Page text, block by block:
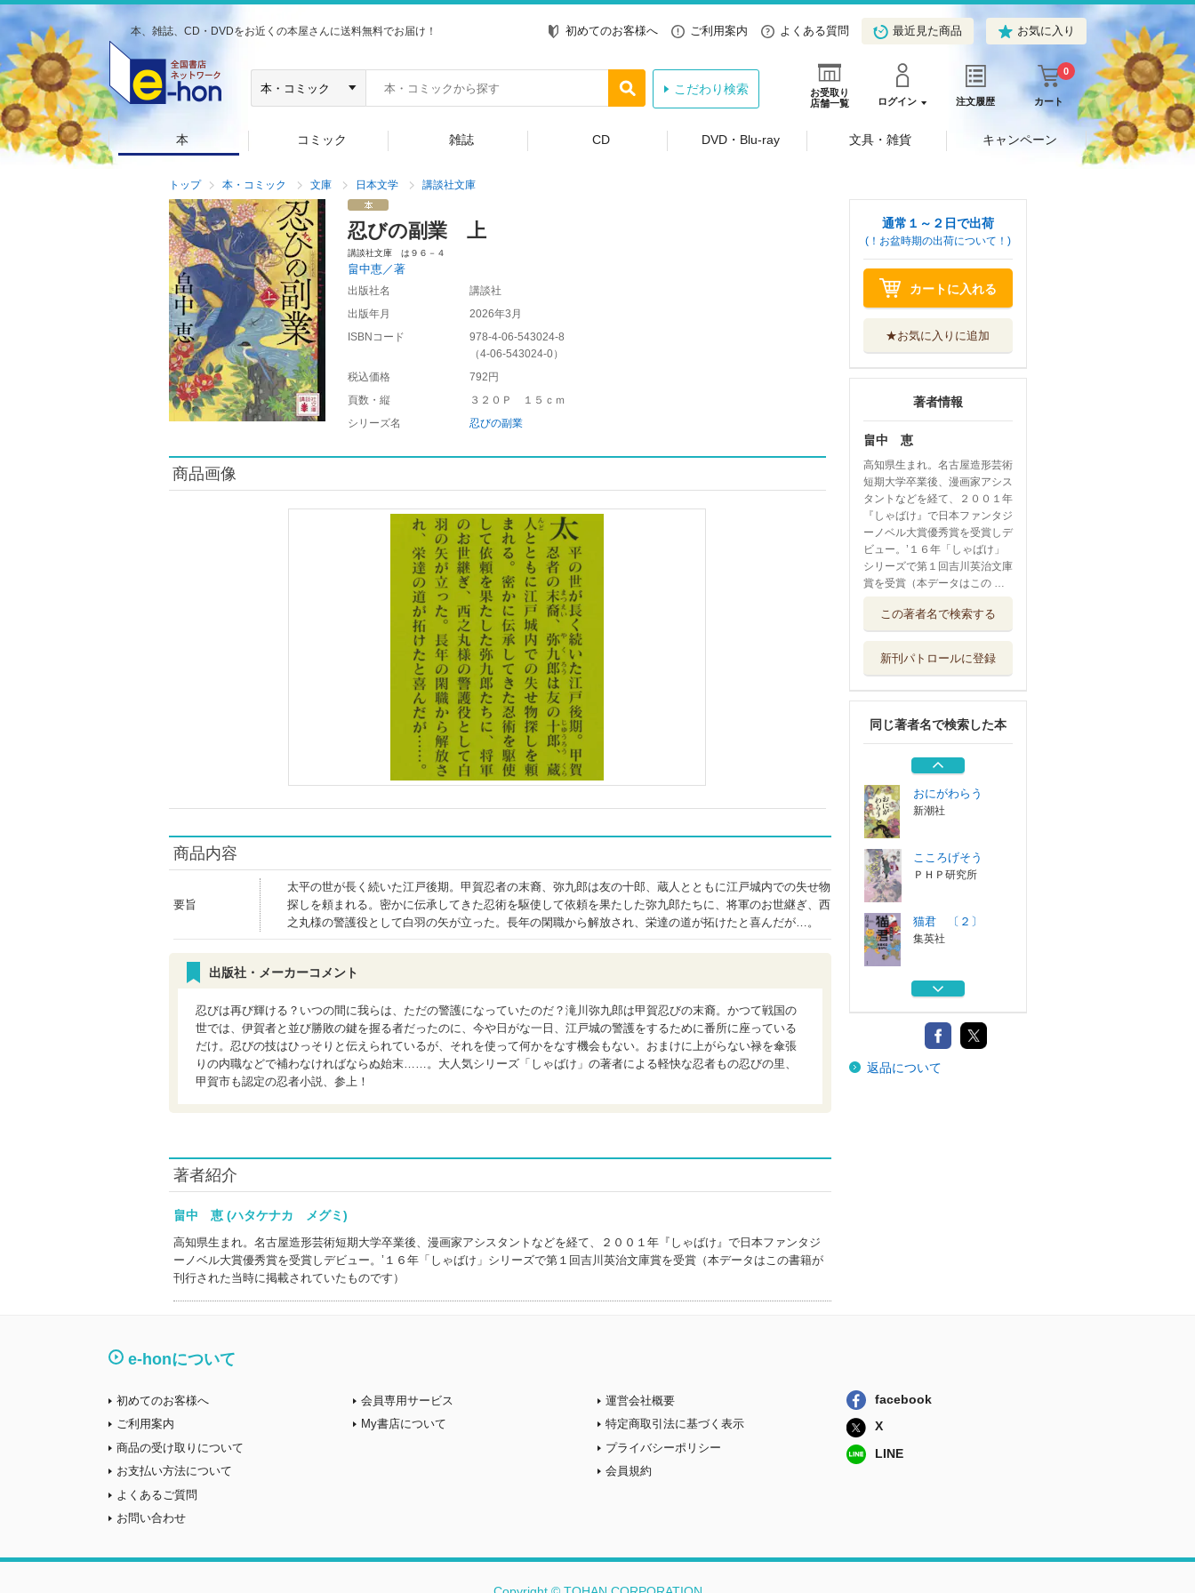
本、雑誌、CD・DVDをお近くの本屋さんに送料無料でお届け！ 初めてのお客様へ ご利用案内 よくある質問 最近見た商品 お気に入り
お受取り
店舗一覧
ログイン 注文履歴 カート
0
こだわり検索
本 コミック 雑誌 CD DVD・Blu-ray 文具・雑貨 キャンペーン
トップ 本・コミック 文庫 日本文学 講談社文庫
忍びの副業 上
講談社文庫 は９６－４
畠中恵／著
出版社名
講談社
出版年月
2026年3月
ISBNコード
978-4-06-543024-8
（4-06-543024-0）
税込価格
792円
頁数・縦
３２０Ｐ １５ｃｍ
シリーズ名
忍びの副業
商品画像
商品内容
要旨
太平の世が長く続いた江戸後期。甲賀忍者の末裔、弥九郎は友の十郎、蔵人とともに江戸城内での失せ物
探しを頼まれる。密かに伝承してきた忍術を駆使して依頼を果たした弥九郎たちに、将軍のお世継ぎ、西
之丸様の警護役として白羽の矢が立った。長年の閑職から解放され、栄達の道が拓けたと喜んだが…。
出版社・メーカーコメント
忍びは再び輝ける？いつの間に我らは、ただの警護になっていたのだ？滝川弥九郎は甲賀忍びの末裔。かつて戦国の
世では、伊賀者と並び勝敗の鍵を握る者だったのに、今や日がな一日、江戸城の警護をするために番所に座っている
だけ。忍びの技はひっそりと伝えられているが、それを使って何かをなす機会もない。おまけに上がらない禄を傘張
りの内職などで補わなければならぬ始末……。大人気シリーズ「しゃばけ」の著者による軽快な忍者もの忍びの里、
甲賀市も認定の忍者小説、参上！
著者紹介
畠中 恵 (ハタケナカ メグミ)
高知県生まれ。名古屋造形芸術短期大学卒業後、漫画家アシスタントなどを経て、２００１年『しゃばけ』で日本ファンタジ
ーノベル大賞優秀賞を受賞しデビュー。’１６年「しゃばけ」シリーズで第１回吉川英治文庫賞を受賞（本データはこの書籍が
刊行された当時に掲載されていたものです）
通常１～２日で出荷
(！お盆時期の出荷について！)
カートに入れる
★お気に入りに追加
著者情報
畠中 恵
高知県生まれ。名古屋造形芸術
短期大学卒業後、漫画家アシス
タントなどを経て、２００１年
『しゃばけ』で日本ファンタジ
ーノベル大賞優秀賞を受賞しデ
ビュー。’１６年「しゃばけ」
シリーズで第１回吉川英治文庫
賞を受賞（本データはこの …
この著者名で検索する
新刊パトロールに登録
同じ著者名で検索した本
集英社
忍びの副業 下
あやかしたち
新潮社
おにがわらう
新潮社
こころげそう
ＰＨＰ研究所
猫君 〔２〕
集英社
忍びの副業 下
あやかしたち
新潮社
返品について
e-honについて
初めてのお客様へ
ご利用案内
商品の受け取りについて
お支払い方法について
よくあるご質問
お問い合わせ
会員専用サービス
My書店について
運営会社概要
特定商取引法に基づく表示
プライバシーポリシー
会員規約
facebook
X
LINE